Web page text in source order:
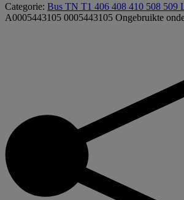
Categorie: Bus TN T1 406 408 410 508 509
A0005443105 0005443105 Ongebruikte